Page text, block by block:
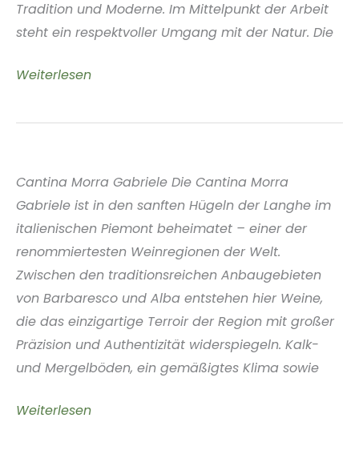
Tradition und Moderne. Im Mittelpunkt der Arbeit
steht ein respektvoller Umgang mit der Natur. Die
Weingut
Rheinhessen
Weiterlesen
Cantina Morra Gabriele Die Cantina Morra
Gabriele ist in den sanften Hügeln der Langhe im
italienischen Piemont beheimatet – einer der
renommiertesten Weinregionen der Welt.
Zwischen den traditionsreichen Anbaugebieten
von Barbaresco und Alba entstehen hier Weine,
die das einzigartige Terroir der Region mit großer
Präzision und Authentizität widerspiegeln. Kalk-
und Mergelböden, ein gemäßigtes Klima sowie
Cantina
Weiterlesen